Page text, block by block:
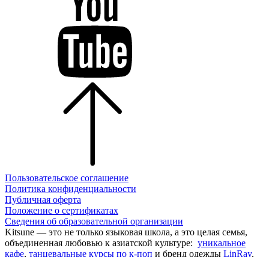
Пользовательское соглашение
Политика конфиденциальности
Публичная оферта
Положение о сертификатах
Cведения об образовательной организации
Kitsune — это не только языковая школа, а это целая семья,
объединенная любовью к азиатской культуре: уникальное
кафе, танцевальные курсы по к-поп и бренд одежды LinRay.